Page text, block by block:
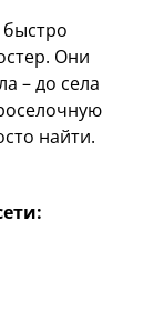
Они
– до села
найти.